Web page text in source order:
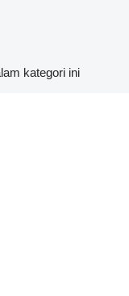
kategori ini